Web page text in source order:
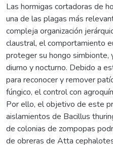
Las hormigas cortadoras de
una de las plagas más
compleja organización
claustral, el comportamiento
proteger su hongo simbionte,
diurno y nocturno. Debido a
para reconocer y remover
fúngico, el control con
Por ello, el objetivo de este
aislamientos de Bacillus
de colonias de zompopas
de obreras de Atta